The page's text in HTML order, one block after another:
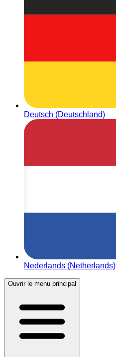
Deutsch (Deutschland)
Nederlands (Netherlands)
Ouvrir le menu principal